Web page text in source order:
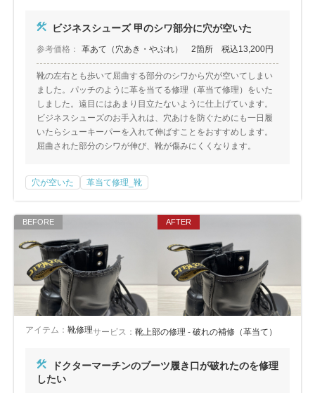
ビジネスシューズ 甲のシワ部分に穴が空いた
参考価格： 革あて（穴あき・やぶれ） 2箇所 税込13,200円
靴の左右とも歩いて屈曲する部分のシワから穴が空いてしまい
ました。パッチのように革を当てる修理（革当て修理）をいた
しました。遠目にはあまり目立たないように仕上げています。
ビジネスシューズのお手入れは、穴あけを防ぐためにも一日履
いたらシューキーパーを入れて伸ばすことをおすすめします。
屈曲された部分のシワが伸び、靴が傷みにくくなります。
穴が空いた 革当て修理_靴
アイテム： 靴修理サービス： 靴上部の修理 - 破れの補修（革当て）
ドクターマーチンのブーツ履き口が破れたのを修理
したい